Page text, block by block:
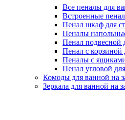
Все пеналы для
Встроенные
Пенал шкаф для
Пеналы
Пенал подвесной
Пенал с
Пеналы с
Пенал угловой
Комоды для ванной на
Зеркала для ванной на